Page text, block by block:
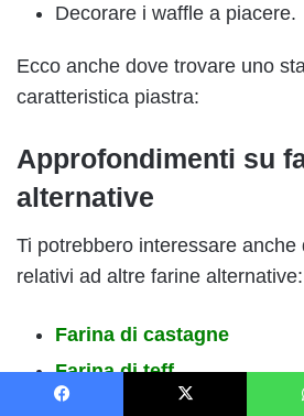
Decorare i waffle a piacere.
Ecco anche dove trovare uno
caratteristica piastra:
Approfondimenti su
alternative
Ti potrebbero interessare anche
relativi ad altre farine alternative:
Farina di castagne
Farina di teff
Farina di riso